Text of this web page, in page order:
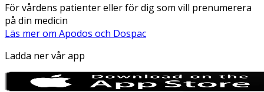
För vårdens patienter eller för dig som vill prenumerera
på din medicin
Läs mer om Apodos och Dospac
Ladda ner vår app